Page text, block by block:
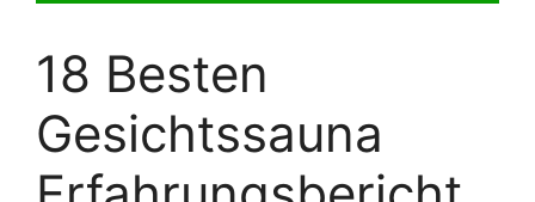
18 Besten
Gesichtssauna